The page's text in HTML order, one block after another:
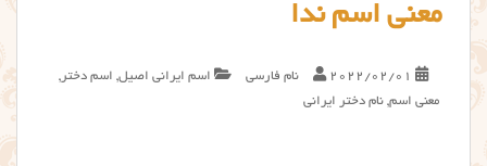
معنی اسم ندا
2022/02/01 نام فارسی اسم ایرانی اصیل, اسم دختر ,
معنی اسم, نام دختر ایرانی